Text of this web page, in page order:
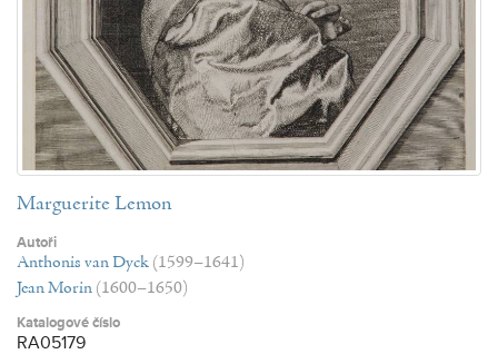
Marguerite Lemon
Autoři
Anthonis van Dyck (1599–1641)
Jean Morin (1600–1650)
Katalogové číslo
RA05179